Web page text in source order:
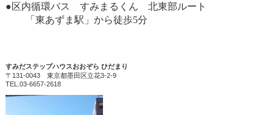
●区内循環バス すみまるくん 北東部ルート
「東あずま駅」から徒歩5分
すみだステップハウスおおぞら ひだまり
〒131-0043 東京都墨田区立花3-2-9
TEL.03-6657-2618